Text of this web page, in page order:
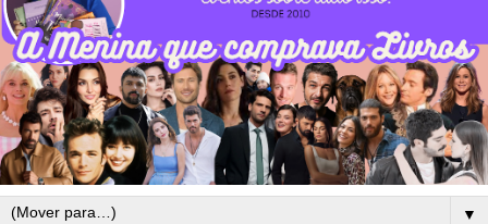
▼